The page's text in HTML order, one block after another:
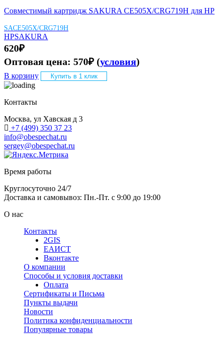
Совместимый картридж SAKURA CE505X/CRG719H для HP
SACE505X/CRG719H
HPSAKURA
620₽
Оптовая цена: 570₽ (условия)
В корзину Купить в 1 клик
Контакты
Москва, ул Хавская д 3
+7 (499) 350 37 23
info@obespechat.ru
sergey@obespechat.ru
Время работы
Круглосуточно 24/7
Доставка и самовывоз: Пн.-Пт. с 9:00 до 19:00
О нас
Контакты
2GIS
ЕАИСТ
Вконтакте
О компании
Способы и условия доставки
Оплата
Сертификаты и Письма
Пункты выдачи
Новости
Политика конфиденциальности
Популярные товары